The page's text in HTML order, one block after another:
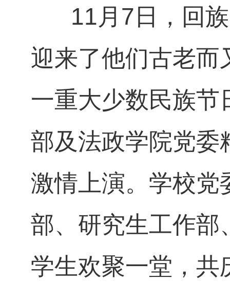
11月7日，回族
迎来了他们古老
一重大少数民族节
部及法政学院党委
激情上演。学校党
部、研究生工作部
学生欢聚一堂，共